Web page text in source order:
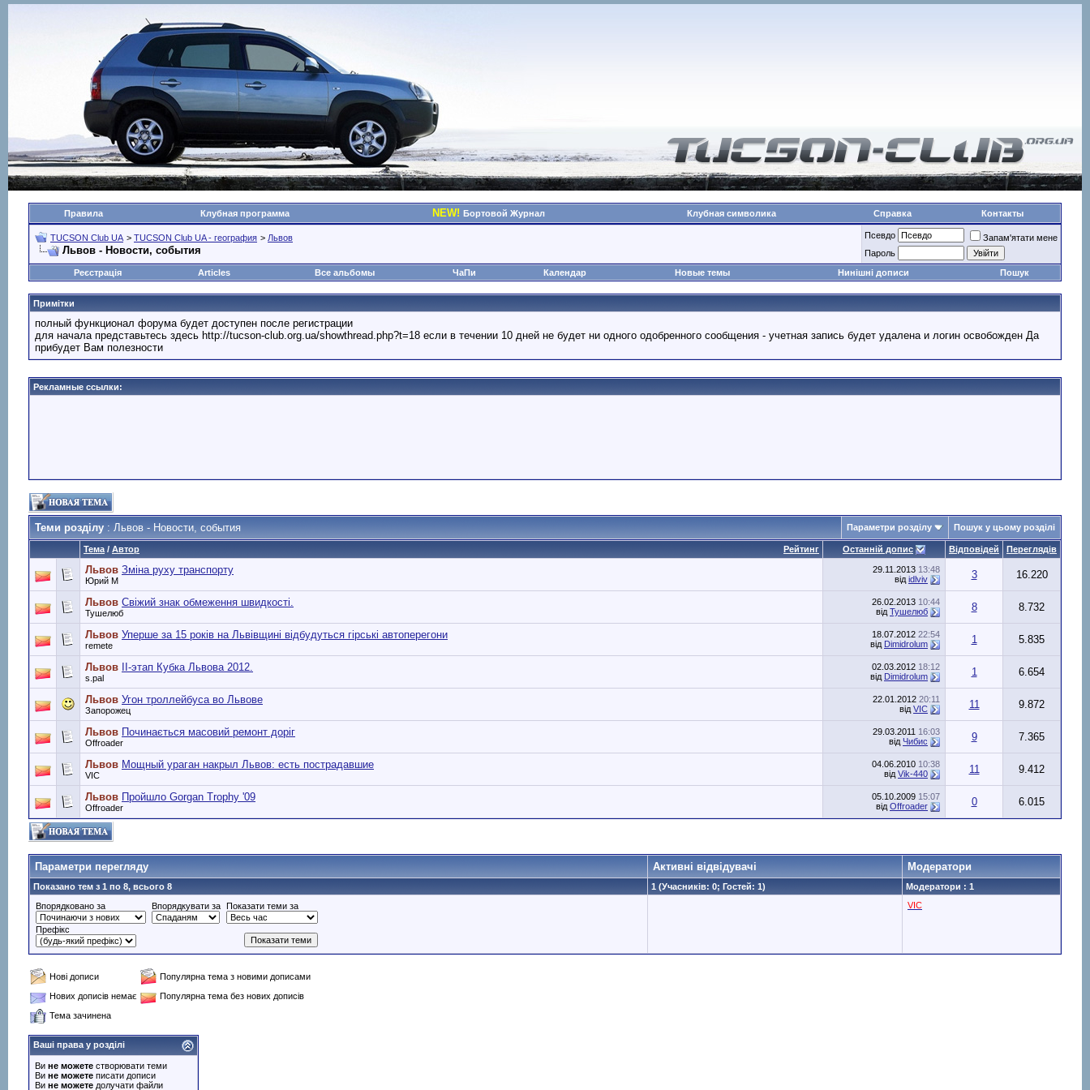
Правила Клубная программа NEW! Бортовой Журнал Клубная символика Справка Контакты
TUCSON Club UA > TUCSON Club UA - география > Львов
Львов - Новости, события
Псевдо
Запам'ятати мене
Пароль
Реєстрація
Articles Все альбомы ЧаПи Календар Новые темы Нинішні дописи Пошук
Примітки
полный функционал форума будет доступен после регистрации
для начала представьтесь здесь http://tucson-club.org.ua/showthread.php?t=18 если в течении 10 дней не будет ни одного одобренного сообщения - учетная запись будет удалена и логин освобожден Да
прибудет Вам полезности
Рекламные ссылки:
Теми розділу : Львов - Новости, события Параметри розділу Пошук у цьому розділі
Рейтинг
Тема / Автор Останній допис Відповідей Переглядів
Львов Зміна руху транспорту
Юрий М
29.11.2013 13:48
від idlviv 3 16.220
Львов Свіжий знак обмеження швидкості.
Тушелюб
26.02.2013 10:44
від Тушелюб 8 8.732
Львов Уперше за 15 років на Львівщині відбудуться гірські автоперегони
remete
18.07.2012 22:54
від Dimidrolum 1 5.835
Львов ІІ-этап Кубка Львова 2012.
s.pal
02.03.2012 18:12
від Dimidrolum 1 6.654
Львов Угон троллейбуса во Львове
Запорожец
22.01.2012 20:11
від VIC 11 9.872
Львов Починається масовий ремонт доріг
Offroader
29.03.2011 16:03
від Чибис 9 7.365
Львов Мощный ураган накрыл Львов: есть пострадавшие
VIC
04.06.2010 10:38
від Vik-440 11 9.412
Львов Пройшло Gorgan Trophy '09
Offroader
05.10.2009 15:07
від Offroader 0 6.015
Параметри перегляду Активні відвідувачі Модератори
Показано тем з 1 по 8, всього 8 1 (Учасників: 0; Гостей: 1)
Модератори : 1
Впорядковано за
Впорядкувати за Показати теми за
Префікс
VIC
Нові дописи
Популярна тема з новими дописами
Нових дописів немає
Популярна тема без нових дописів
Тема зачинена
Ваші права у розділі
Ви не можете створювати теми
Ви не можете писати дописи
Ви не можете долучати файли